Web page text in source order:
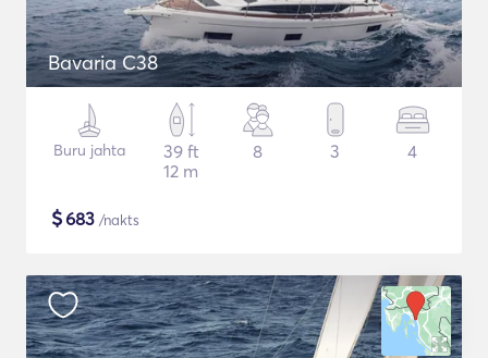
Bavaria C38
Buru jahta
39 ft
12 m
8 3 4
$683 /nakts